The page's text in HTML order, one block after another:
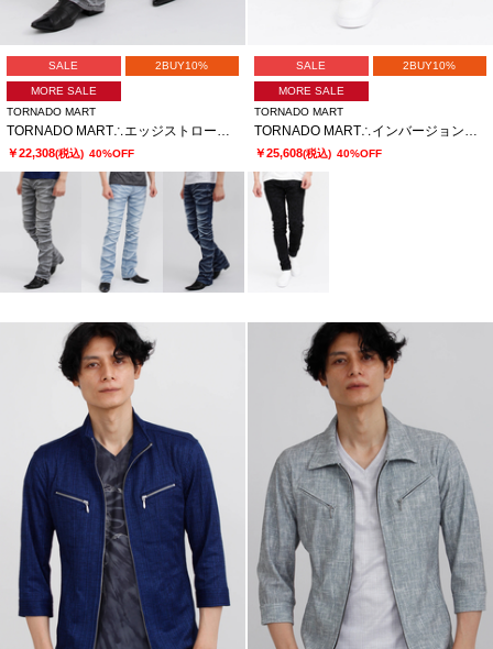
SALE 2BUY10%
MORE SALE
TORNADO MART
TORNADO MART∴エッジストロークシューカットデニム
￥22,308(税込) 40%OFF
SALE 2BUY10%
MORE SALE
TORNADO MART
TORNADO MART∴インバージョンレオパードスキニーデニム
￥25,608(税込) 40%OFF